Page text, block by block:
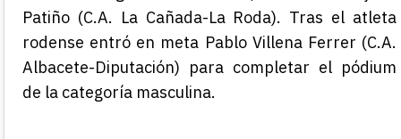
Patiño (C.A. La Cañada-La Roda). Tras el atleta
rodense entró en meta Pablo Villena Ferrer (C.A.
Albacete-Diputación) para completar el pódium
de la categoría masculina.